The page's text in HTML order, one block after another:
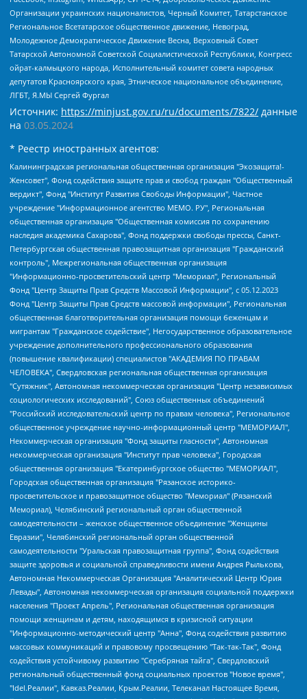
Организации украинских националистов, Черный Комитет, Татарстанское
Региональное Всетатарское общественное движение, Невоград,
Молодежное Демократическое Движение Весна, Верховный Совет
Татарской Автономной Советской Социалистической Республики, Конгресс
ойрат-калмыцкого народа, Исполнительный комитет совета народных
депутатов Красноярского края, Этническое национальное объединение,
ЛГБТ, Я.МЫ Сергей Фургал
Источник: https://minjust.gov.ru/ru/documents/7822/ данные
на 03.05.2024
* Реестр иностранных агентов:
Калининградская региональная общественная организация "Экозащита!-Женсовет", Фонд содействия защите прав и свобод граждан "Общественный вердикт", Фонд "Институт Развития Свободы Информации", Частное учреждение "Информационное агентство МЕМО. РУ", Региональная общественная организация "Общественная комиссия по сохранению наследия академика Сахарова", Фонд поддержки свободы прессы, Санкт-Петербургская общественная правозащитная организация "Гражданский контроль", Межрегиональная общественная организация "Информационно-просветительский центр "Мемориал", Региональный Фонд "Центр Защиты Прав Средств Массовой Информации", с 05.12.2023 Фонд "Центр Защиты Прав Средств массовой информации", Региональная общественная благотворительная организация помощи беженцам и мигрантам "Гражданское содействие", Негосударственное образовательное учреждение дополнительного профессионального образования (повышение квалификации) специалистов "АКАДЕМИЯ ПО ПРАВАМ ЧЕЛОВЕКА", Свердловская региональная общественная организация "Сутяжник", Автономная некоммерческая организация "Центр независимых социологических исследований", Союз общественных объединений "Российский исследовательский центр по правам человека", Региональное общественное учреждение научно-информационный центр "МЕМОРИАЛ", Некоммерческая организация "Фонд защиты гласности", Автономная некоммерческая организация "Институт прав человека", Городская общественная организация "Екатеринбургское общество "МЕМОРИАЛ", Городская общественная организация "Рязанское историко-просветительское и правозащитное общество "Мемориал" (Рязанский Мемориал), Челябинский региональный орган общественной самодеятельности – женское общественное объединение "Женщины Евразии", Челябинский региональный орган общественной самодеятельности "Уральская правозащитная группа", Фонд содействия защите здоровья и социальной справедливости имени Андрея Рылькова, Автономная Некоммерческая Организация "Аналитический Центр Юрия Левады", Автономная некоммерческая организация социальной поддержки населения "Проект Апрель", Региональная общественная организация помощи женщинам и детям, находящимся в кризисной ситуации "Информационно-методический центр "Анна", Фонд содействия развитию массовых коммуникаций и правовому просвещению "Так-так-Так", Фонд содействия устойчивому развитию "Серебряная тайга", Свердловский региональный общественный фонд социальных проектов "Новое время", "Idel.Реалии", Кавказ.Реалии, Крым.Реалии, Телеканал Настоящее Время, Татаро-башкирская служба Радио Свобода (Azatliq Radiosi), Радио Свободная Европа/Радио Свобода (PCE/PC), "Сибирь.Реалии", "Фактограф", Благотворительный фонд помощи осужденным и их семьям, Автономная некоммерческая организация "Институт глобализации и социальных движений", Фонд "В защиту прав заключенных", Частное учреждение "Центр поддержки и содействия развитию средств массовой информации", Пензенский региональный общественный благотворительный фонд "Гражданский союз", "Север.Реалии", Некоммерческая организация Фонд "Правовая инициатива", Общество с ограниченной ответственностью "Радио Свободная Европа/Радио Свобода", Чешское информационное агентство "MEDIUM-ORIENT", Красноярская региональная общественная организация "Мы против СПИДа", Камалягин Денис Николаевич, Маркелов Сергей Евгеньевич, Пономарев Лев Александрович, Савицкая Людмила Алексеевна, Автономная некоммерческая организация "Центр по работе с проблемой насилия "НАСИЛИЮ.НЕТ", Межрегиональный профессиональный союз работников здравоохранения "Альянс врачей", Юридическое лицо, зарегистрированное в Латвийской Республике, SIA "Medusa Project" (регистрационный номер 40103797863, дата регистрации 10.06.2014), Некоммерческая организация "Фонд по борьбе с коррупцией", Автономная некоммерческая организация "Институт права и публичной политики", Баданин Роман Сергеевич, Гликин Максим Александрович, Железнова Мария Михайловна, Лукьянова Юлия Сергеевна, Маетная Елизавета Витальевна, Маняхин Петр Борисович, Чуракова Ольга Владимировна, Ярош Юлия Петровна, Юридическое лицо "The Insider SIA", зарегистрированное в Риге, Латвийская Республика (дата регистрации 26.06.2015), являющееся администратором доменного имени интернет-издания "The Insider SIA", https://theins.ru, Постернак Алексей Евгеньевич, Рубин Михаил Аркадьевич, Анин Роман Александрович, Юридическое лицо Istories fonds, зарегистрированное в Латвийской Республике (регистрационный номер 50008295751, дата регистрации 24.02.2020), Великовский Дмитрий Александрович, Долинина Ирина Николаевна, Мароховская Алеся Алексеевна, Шлейнов Роман Юрьевич, Шмагун Олеся Валентиновна, Общество с ограниченной ответственностью "Альтаир 2021", Общество с ограниченной ответственностью "Вега 2021", Общество с ограниченной ответственностью "Главный редактор 2021", Общество с ограниченной ответственностью "Ромашки монолит", Важенков Артем Валерьевич, Ивановская областная общественная организация "Центр гендерных исследований", Гурман Юрий Альбертович, Медиапроект "ОВД-Инфо", Егоров Владимир Владимирович, Жилинский Владимир Александрович, Общество с ограниченной ответственностью "ЗП", Иванова София Юрьевна, Карезина Инна Павловна, Кильтау Екатерина Викторовна, Петров Алексей Викторович, Пискунов Сергей Евгеньевич, Смирнов Сергей Сергеевич, Тихонов Михаил Сергеевич, Общество с ограниченной ответственностью "ЖУРНАЛИСТ-ИНОСТРАННЫЙ АГЕНТ", Арапова Галина Юрьевна, Вольтская Татьяна Анатольевна, Американская компания "Mason G.E.S. Anonymous Foundation" (США), являющаяся владельцем интернет-издания https://mnews.world/, Компания "Stichting Bellingcat", зарегистрированная в Нидерландах (дата регистрации 11.07.2018), Захаров Андрей Вячеславович, Клепиковская Екатерина Дмитриевна, Общество с ограниченной ответственностью "МЕМО", Перл Роман Александрович, Симонов Евгений Алексеевич, Соловьева Елена Анатольевна, Сотников Даниил Владимирович, Сурначева Елизавета Дмитриевна, Автономная некоммерческая организация по защите прав человека и информированию населения "Якутия – Наше Мнение", Общество с ограниченной ответственностью "Москоу диджитал медиа", с 26.01.2023 Общество с ограниченной ответственностью "Чайка Белые сады", Ветошкина Валерия Валерьевна, Заговора Максим Александрович, Межрегиональное общественное движение "Российская ЛГБТ - сеть", Оленичев Максим Владимирович, Павлов Иван Юрьевич, Скворцова Елена Сергеевна, Общество с ограниченной ответственностью "Как бы инагент", Кочетков Игорь Викторович, Общество с ограниченной ответственностью "Честные выборы", Еланчик Олег Александрович, Общество с ограниченной ответственностью "Нобелевский призыв", Гималова Регина Эмилевна, Григорьев Андрей Валерьевич, Григорьева Алина Александровна, Ассоциация по содействию защите прав призывников, альтернативнослужащих и военнослужащих "Правозащитная группа "Гражданин.Армия.Право", Хисамова Регина Фаритовна, Автономная некоммерческая организация по реализации социально-правовых программ "Лилит", Дальневосточное общественное движение "Маяк", Санкт-Петербургская ЛГБТ-инициативная группа "Выход", Инициативная группа ЛГБТ+ "Реверс", Алексеев Андрей Викторович, Бекбулатова Таисия Львовна, Беляев Иван Михайлович, Владыкина Елена Сергеевна, Гельман Марат Александрович, Никульшина Вероника Юрьевна, Толоконникова Надежда Андреевна, Шендерович Виктор Анатольевич, Общество с ограниченной ответственностью "Данное сообщение", Общество с ограниченной ответственностью Издательский дом "Новая глава", Айнбиндер Александра Александровна, Московский комьюнити-центр для ЛГБТ+инициатив, Благотворительный фонд развития филантропии, Deutsche Welle (Германия, Kurt-Schumacher-Strasse 3, 53113 Bonn), Борзунова Мария Михайловна, Воробьев Виктор Викторович, Голубева Анна Львовна, Константинова Алла Михайловна, Малкова Ирина Владимировна, Мурадов Мурад Абдулгалимович, Осетинская Елизавета Николаевна, Понасенков Евгений Николаевич, Ганапольский Матвей Юрьевич, Киселев Евгений Алексеевич, Борухович Ирина Григорьевна, Дремин Иван Тимофеевич, Дубровский Дмитрий Викторович, Красноярская региональная общественная организация поддержки и развития альтернативных образовательных технологий и межкультурных коммуникаций "ИНТЕРРА", Маяковская Екатерина Алексеевна, Фейгин Марк Захарович, Филимонов Андрей Викторович, Дзугкоева Регина Николаевна, Доброхотов Роман Александрович, Дудь Юрий Александрович, Елкин Сергей Владимирович, Кругликов Кирилл Игоревич, Сабунаева Мария Леонидовна, Семенов Алексей Владимирович, Шаинян Карен Багратович, Шульман Екатерина Михайловна, Асафьев Артур Валерьевич, Вахштайн Виктор Семенович, Венедиктов Алексей Алексеевич, Лушникова Екатерина Евгеньевна, Волков Леонид Михайлович, Невзоров Александр Глебович, Пархоменко Сергей Борисович, Сироткин Ярослав Николаевич, Кара-Мурза Владимир Владимирович, Баранова Наталья Владимировна, Гозман Леонид Яковлевич, Кагарлицкий Борис Юльевич, Климарев Михаил Валерьевич, Милов Владимир Станиславович, Автономная некоммерческая организация Краснодарский центр современного искусства "Типография", Моргенштерн Алишер Тагирович, Соболь Любовь Эдуардовна, Общество с ограниченной ответственностью "ЛИЗА НОРМ", Каспаров Гарри Кимович, Ходорковский Михаил Борисович, Общество с ограниченной ответственностью "Апрельские тезисы", Данилович Ирина Брониславовна, Кашин Олег Владимирович, Петров Николай Владимирович, Пивоваров Алексей Владимирович, Соколов Михаил Владимирович, Цветкова Юлия Владимировна, Чичваркин Евгений Александрович, Комитет против пыток/Команда против пыток, Общество с ограниченной ответственностью "Первый научный", Общество с ограниченной ответственностью "Вертолет и ко", Белоцерковская Вероника Борисовна, Кац Максим Евгеньевич, Лазарева Татьяна Юрьевна, Шаведдинов Руслан Табризович, Яшин Илья Валерьевич, Общество с ограниченной ответственностью "Иноагент ААВ", Алешковский Дмитрий Петрович, Альбац Евгения Марковна, Быков Дмитрий Львович, Галямина Юлия Евгеньевна, Лойко Сергей Леонидович, Мартынов Кирилл Константинович, Медведев Сергей Александрович, Крашенинников Федор Геннадиевич, Гордеева Катерина Вл